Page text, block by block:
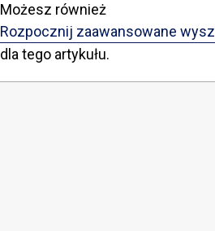
Możesz również
Rozpocznij zaawansowane
dla tego artykułu.